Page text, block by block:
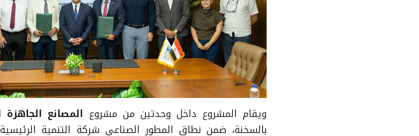
ويقام المشروع داخل وحدتين من مشروع المصانع الجاهزة